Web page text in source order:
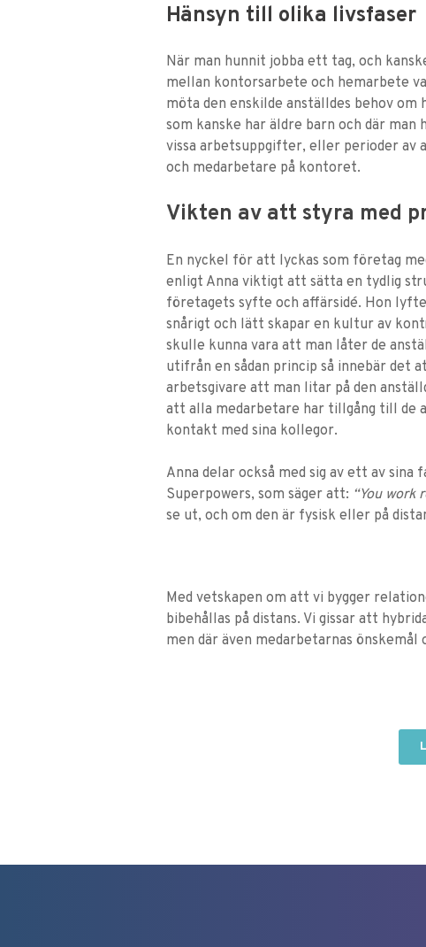
Hänsyn till olika livsfaser
När man hunnit jobba ett tag, och
mellan kontorsarbete och hemarbete
möta den enskilde anställdes behov
som kanske har äldre barn och där
vissa arbetsuppgifter, eller perioder av
och medarbetare på kontoret.
Vikten av att styra med
En nyckel för att lyckas som företag
enligt Anna viktigt att sätta en tydlig
företagets syfte och affärsidé. Hon
snårigt och lätt skapar en kultur av
skulle kunna vara att man låter de
utifrån en sådan princip så innebär det
arbetsgivare att man litar på den
att alla medarbetare har tillgång till de
kontakt med sina kollegor.
Anna delar också med sig av ett av
Superpowers, som säger att: “You work
se ut, och om den är fysisk eller på
Med vetskapen om att vi bygger
bibehållas på distans. Vi gissar att
men där även medarbetarnas